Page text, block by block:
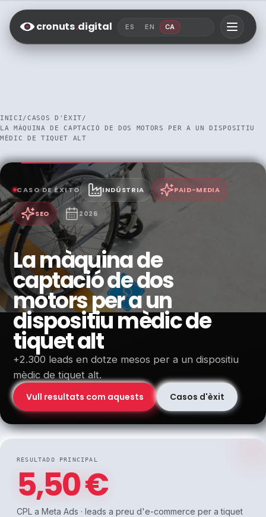
Saltar al contenido
cronuts.digital ES EN CA
INICI/CASOS D'ÈXIT/
LA MÀQUINA DE CAPTACIÓ DE DOS MOTORS PER A UN DISPOSITIU
MÈDIC DE TIQUET ALT
CASO DE ÉXITO INDÚSTRIA PAID-MEDIA
SEO 2026
La màquina de
captació de dos
motors per a un
dispositiu mèdic de
tiquet alt
+2.300 leads en dotze mesos per a un dispositiu
mèdic de tiquet alt.
Vull resultats com aquests
Casos d'èxit
RESULTADO PRINCIPAL
5,50 €
CPL a Meta Ads · leads a preu d'e-commerce per a tiquet